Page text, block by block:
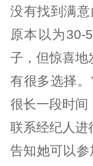
没有找到满意
原本以为30-
子，但惊喜地
有很多选择
很长一段时间
联系经纪人进
告知她可以参